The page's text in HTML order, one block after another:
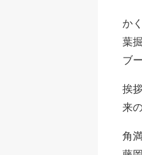
か
葉
ブ
挨
来
角